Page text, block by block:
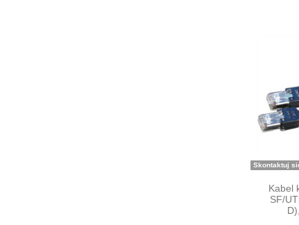
Skontaktuj
Kabel
SF/